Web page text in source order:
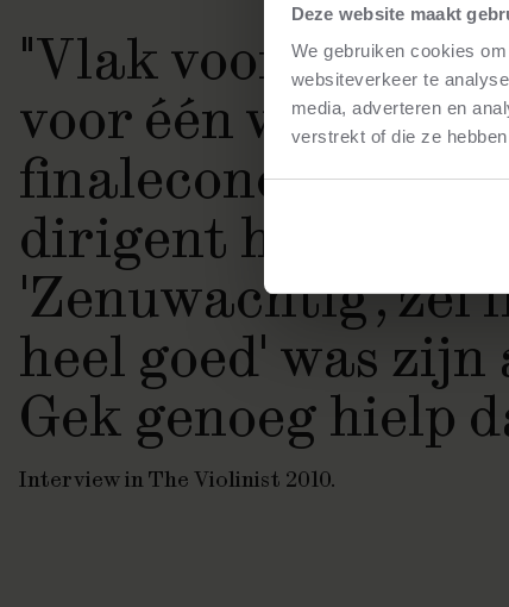
Deze website maakt
We gebruiken cookies
websiteverkeer te
media, adverteren en
verstrekt of die ze
"Vlak voordat ik
voor één van de
finaleconcerten
dirigent hoe ik me
'Zenuwachtig', zei
heel goed' was
Gek genoeg hielp
Interview in The Violinist 2010.